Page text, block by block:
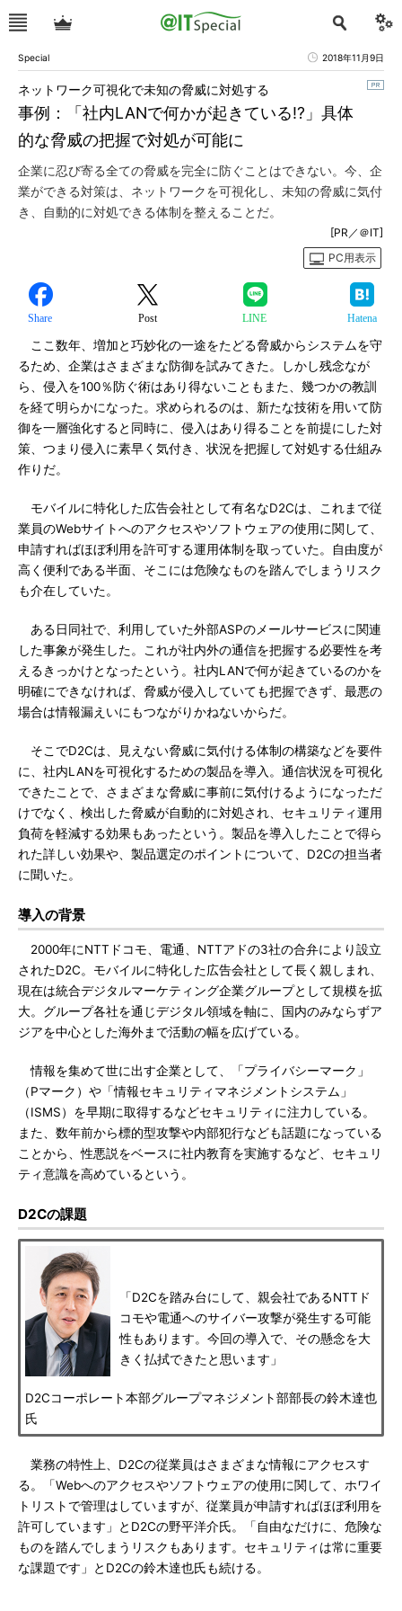
Special 2018年11月9日
事例：「社内LANで何かが起きている!?」具体
的な脅威の把握で対処が可能に
ネットワーク可視化で未知の脅威に対処する
企業に忍び寄る全ての脅威を完全に防ぐことはできない。今、企
業ができる対策は、ネットワークを可視化し、未知の脅威に気付
き、自動的に対処できる体制を整えることだ。
[PR／＠IT]
PC用表示
Share Post LINE Hatena
ここ数年、増加と巧妙化の一途をたどる脅威からシステムを守
るため、企業はさまざまな防御を試みてきた。しかし残念なが
ら、侵入を100％防ぐ術はあり得ないこともまた、幾つかの教訓
を経て明らかになった。求められるのは、新たな技術を用いて防
御を一層強化すると同時に、侵入はあり得ることを前提にした対
策、つまり侵入に素早く気付き、状況を把握して対処する仕組み
作りだ。
モバイルに特化した広告会社として有名なD2Cは、これまで従
業員のWebサイトへのアクセスやソフトウェアの使用に関して、
申請すればほぼ利用を許可する運用体制を取っていた。自由度が
高く便利である半面、そこには危険なものを踏んでしまうリスク
も介在していた。
ある日同社で、利用していた外部ASPのメールサービスに関連
した事象が発生した。これが社内外の通信を把握する必要性を考
えるきっかけとなったという。社内LANで何が起きているのかを
明確にできなければ、脅威が侵入していても把握できず、最悪の
場合は情報漏えいにもつながりかねないからだ。
そこでD2Cは、見えない脅威に気付ける体制の構築などを要件
に、社内LANを可視化するための製品を導入。通信状況を可視化
できたことで、さまざまな脅威に事前に気付けるようになっただ
けでなく、検出した脅威が自動的に対処され、セキュリティ運用
負荷を軽減する効果もあったという。製品を導入したことで得ら
れた詳しい効果や、製品選定のポイントについて、D2Cの担当者
に聞いた。
導入の背景
2000年にNTTドコモ、電通、NTTアドの3社の合弁により設立
されたD2C。モバイルに特化した広告会社として長く親しまれ、
現在は統合デジタルマーケティング企業グループとして規模を拡
大。グループ各社を通じデジタル領域を軸に、国内のみならずア
ジアを中心とした海外まで活動の幅を広げている。
情報を集めて世に出す企業として、「プライバシーマーク」
（Pマーク）や「情報セキュリティマネジメントシステム」
（ISMS）を早期に取得するなどセキュリティに注力している。
また、数年前から標的型攻撃や内部犯行なども話題になっている
ことから、性悪説をベースに社内教育を実施するなど、セキュリ
ティ意識を高めているという。
D2Cの課題
「D2Cを踏み台にして、親会社であるNTTド
コモや電通へのサイバー攻撃が発生する可能
性もあります。今回の導入で、その懸念を大
きく払拭できたと思います」
D2Cコーポレート本部グループマネジメント部部長の鈴木達也
氏
業務の特性上、D2Cの従業員はさまざまな情報にアクセスす
る。「Webへのアクセスやソフトウェアの使用に関して、ホワイ
トリストで管理はしていますが、従業員が申請すればほぼ利用を
許可しています」とD2Cの野平洋介氏。「自由なだけに、危険な
ものを踏んでしまうリスクもあります。セキュリティは常に重要
な課題です」とD2Cの鈴木達也氏も続ける。